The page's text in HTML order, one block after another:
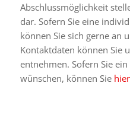
Abschlussmöglichkeit
dar. Sofern Sie eine
können Sie sich gerne an
Kontaktdaten können Sie
entnehmen. Sofern Sie
wünschen, können Sie